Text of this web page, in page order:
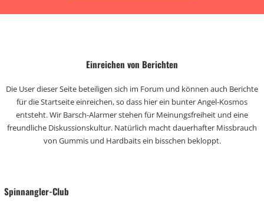
Einreichen von Berichten
Die User dieser Seite beteiligen sich im Forum und können auch Berichte
für die Startseite einreichen, so dass hier ein bunter Angel-Kosmos
entsteht. Wir Barsch-Alarmer stehen für Meinungsfreiheit und eine
freundliche Diskussionskultur. Natürlich macht dauerhafter Missbrauch
von Gummis und Hardbaits ein bisschen bekloppt.
Spinnangler-Club